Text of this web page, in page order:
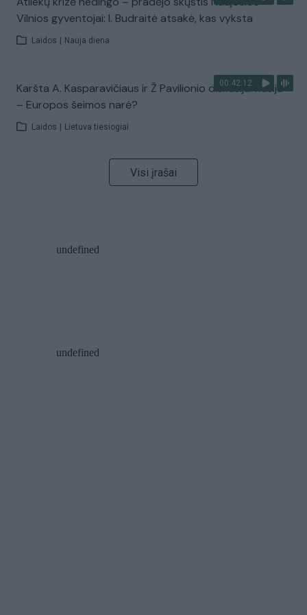
Vilnios gyventojai: I. Budraitė atsakė, kas vyksta
Laidos Nauja diena
00:42:12
Karšta A. Kasparavičiaus ir Ž Pavilionio diskusija: Rusija
– Europos šeimos narė?
Laidos Lietuva tiesiogiai
Visi įrašai